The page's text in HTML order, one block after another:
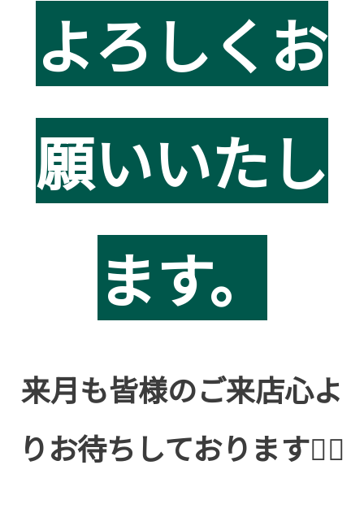
よろしくお
願いいたし
ます。
来月も皆様のご来店心よ
りお待ちしております🙇‍♀️